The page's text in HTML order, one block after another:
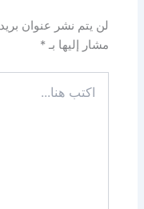
لن يتم نشر عنوان
مشار إليها بـ*
هنا...